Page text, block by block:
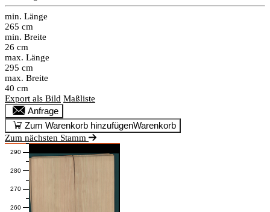
min. Länge
265 cm
min. Breite
26 cm
max. Länge
295 cm
max. Breite
40 cm
Export als Bild Maßliste
Anfrage
Zum Warenkorb hinzufügenWarenkorb
Zum nächsten Stamm
260
270
280
290